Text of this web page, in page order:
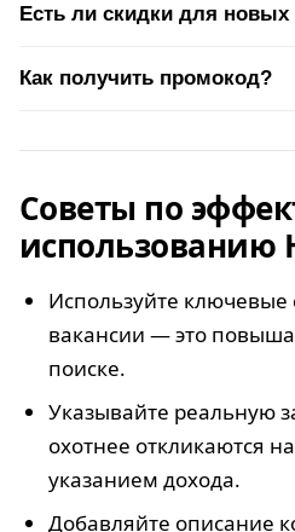
Есть ли скидки для новых
Как получить промокод?
Советы по
использованию
Используйте ключевые
вакансии — это
поиске.
Указывайте реальную
охотнее откликаются
указанием дохода.
Добавляйте описание